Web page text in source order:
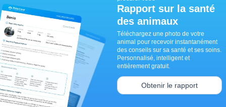
Rapport sur la santé
des animaux
Téléchargez une photo de votre
animal pour recevoir instantanément
des conseils sur sa santé et ses soins.
Personnalisé, intelligent et
entièrement gratuit.
Obtenir le rapport